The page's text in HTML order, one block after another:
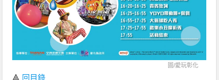
圖/愛玩彰化
🔺 回目錄